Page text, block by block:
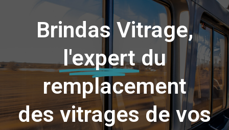
Brindas Vitrage,
l'expert du
remplacement
des vitrages de vos